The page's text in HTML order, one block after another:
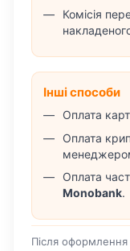
Комісія
Інші способи
Оплата
Оплата
Оплата
Monobank.
Після